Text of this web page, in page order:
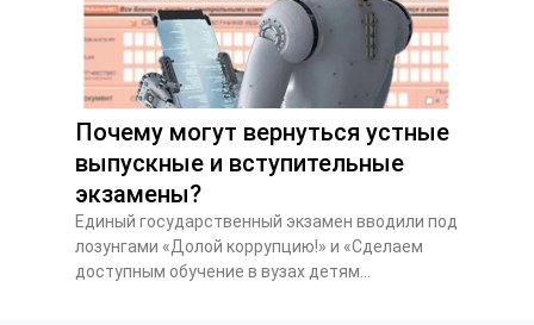
Почему могут вернуться устные
выпускные и вступительные
экзамены?
Единый государственный экзамен вводили под
лозунгами «Долой коррупцию!» и «Сделаем
доступным обучение в вузах детям...